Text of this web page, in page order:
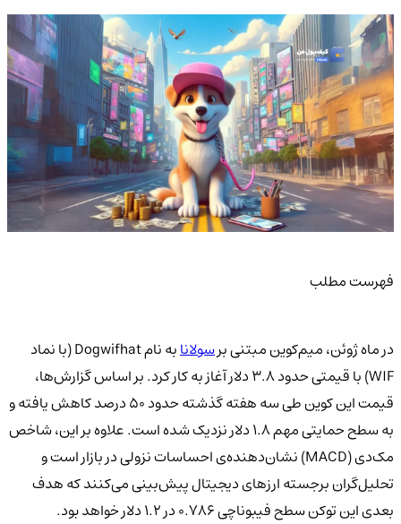
فهرست مطلب
در ماه ژوئن، میم‌کوین مبتنی برسولانا
به نام Dogwifhat (با نماد
WIF) با قیمتی حدود ۳.۸ دلار آغاز به کار کرد. بر اساس گزارش‌ها،
قیمت این کوین طی سه هفته گذشته حدود ۵۰ درصد کاهش یافته و
به سطح حمایتی مهم ۱.۸ دلار نزدیک شده است. علاوه بر این، شاخص
مک‌دی (MACD) نشان‌دهنده‌ی احساسات نزولی در بازار است و
تحلیل‌گران برجسته ارزهای دیجیتال پیش‌بینی می‌کنند که هدف
بعدی این توکن سطح فیبوناچی ۰.۷۸۶ در ۱.۲ دلار خواهد بود.